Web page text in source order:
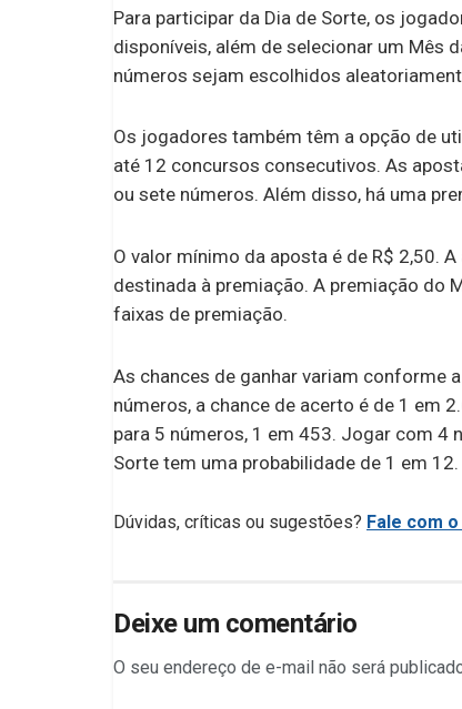
Para participar da Dia de Sorte, os
disponíveis, além de selecionar um Mês
números sejam escolhidos
Os jogadores também têm a opção de
até 12 concursos consecutivos. As
ou sete números. Além disso, há uma
O valor mínimo da aposta é de R$ 2,50.
destinada à premiação. A premiação do
faixas de premiação.
As chances de ganhar variam conforme
números, a chance de acerto é de 1 em
para 5 números, 1 em 453. Jogar com 4
Sorte tem uma probabilidade de 1 em 12.
Dúvidas, críticas ou sugestões? Fale com
Deixe um comentário
O seu endereço de e-mail não será